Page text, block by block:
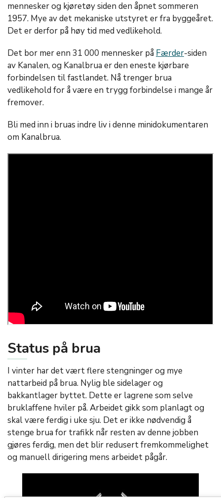
mennesker og kjøretøy siden den åpnet sommeren
1957. Mye av det mekaniske utstyret er fra byggeåret.
Det er derfor på høy tid med vedlikehold.
Det bor mer enn 31 000 mennesker på Færder-siden
av Kanalen, og Kanalbrua er den eneste kjørbare
forbindelsen til fastlandet. Nå trenger brua
vedlikehold for å være en trygg forbindelse i mange år
fremover.
Bli med inn i bruas indre liv i denne minidokumentaren
om Kanalbrua.
Status på brua
I vinter har det vært flere stengninger og mye
nattarbeid på brua. Nylig ble sidelager og
bakkantlager byttet. Dette er lagrene som selve
bruklaffene hviler på. Arbeidet gikk som planlagt og
skal være ferdig i uke sju. Det er ikke nødvendig å
stenge brua for trafikk når resten av denne jobben
gjøres ferdig, men det blir redusert fremkommelighet
og manuell dirigering mens arbeidet pågår.